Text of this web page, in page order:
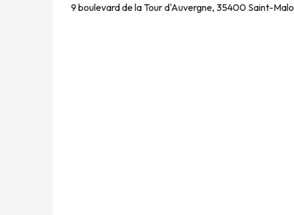
9 boulevard de la Tour d'Auvergne, 35400 Saint-Malo